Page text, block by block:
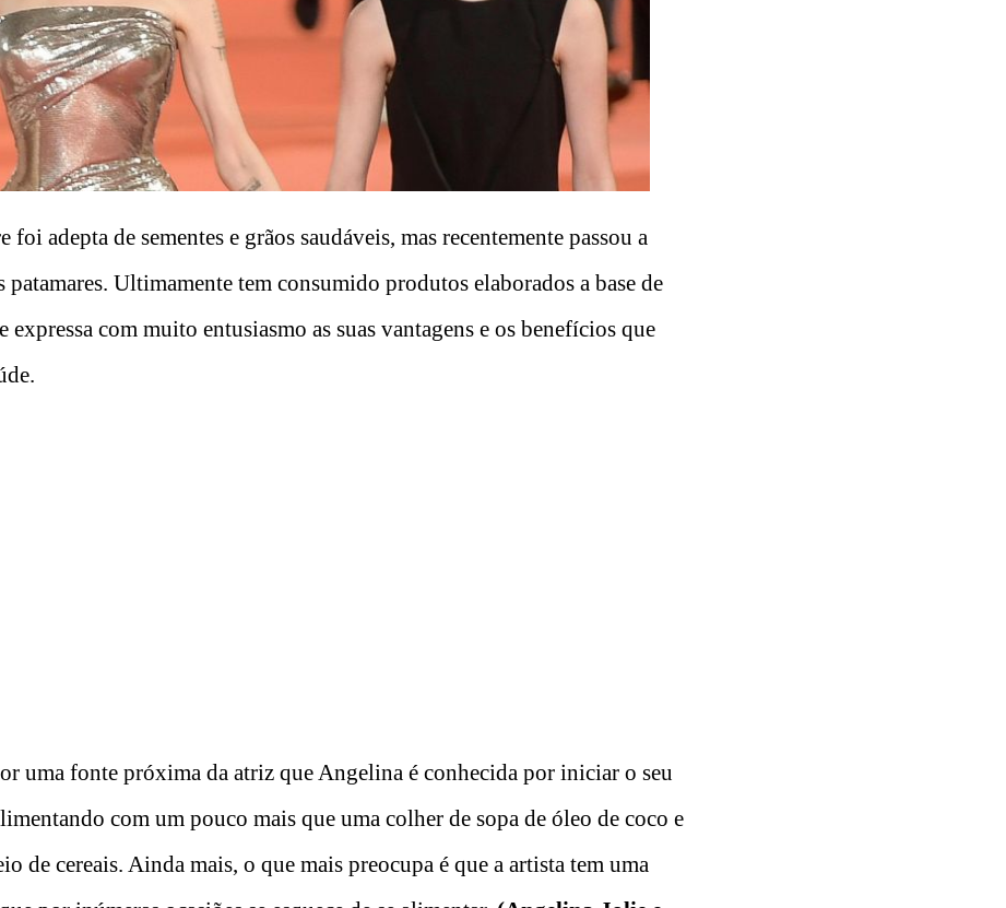
foi adepta de sementes e grãos saudáveis, mas recentemente passou a
patamares. Ultimamente tem consumido produtos elaborados a base de
expressa com muito entusiasmo as suas vantagens e os benefícios que
uma fonte próxima da atriz que Angelina é conhecida por iniciar o seu
com um pouco mais que uma colher de sopa de óleo de coco e
de cereais. Ainda mais, o que mais preocupa é que a artista tem uma